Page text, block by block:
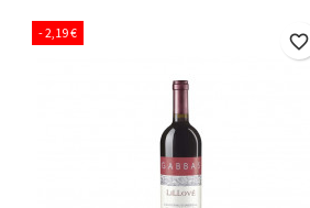
- 2,19 € favorite_border